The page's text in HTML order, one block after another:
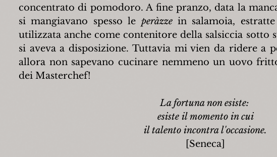
concentrato di pomodoro. A fine pranzo, data la
si mangiavano spesso le peràzze in salamoia,
utilizzata anche come contenitore della salsiccia sotto
si aveva a disposizione. Tuttavia mi vien da ridere a
allora non sapevano cucinare nemmeno un uovo
dei Masterchef!
La fortuna non esiste:
esiste il momento in cui
il talento incontra l'occasione.
[Seneca]